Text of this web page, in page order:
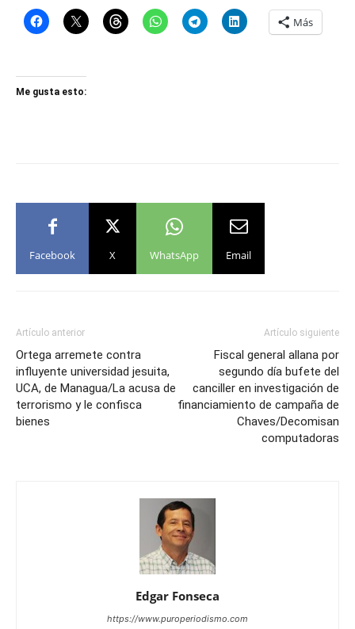
Más
Me gusta esto:
Facebook X WhatsApp Email
Artículo anterior
Ortega arremete contra
influyente universidad jesuita,
UCA, de Managua/La acusa de
terrorismo y le confisca
bienes
Artículo siguiente
Fiscal general allana por
segundo día bufete del
canciller en investigación de
financiamiento de campaña de
Chaves/Decomisan
computadoras
Edgar Fonseca
https://www.puroperiodismo.com